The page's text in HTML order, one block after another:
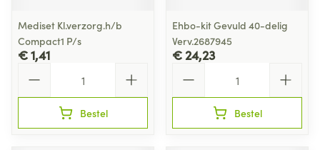
Mediset Kl.verzorg.h/b
Compact1 P/s
€ 1,41
Bestel
Ehbo-kit Gevuld 40-delig
Verv.2687945
€ 24,23
Bestel